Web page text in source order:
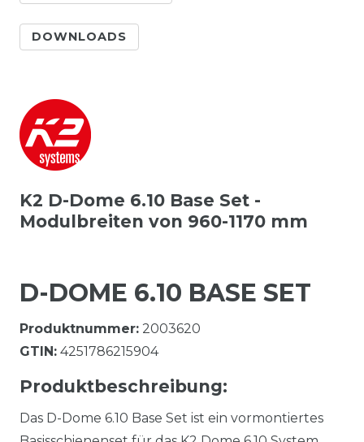
DOWNLOADS
K2 D-Dome 6.10 Base Set -
Modulbreiten von 960-1170 mm
D-DOME 6.10 BASE SET
Produktnummer: 2003620
GTIN: 4251786215904
Produktbeschreibung:
Das D-Dome 6.10 Base Set ist ein vormontiertes